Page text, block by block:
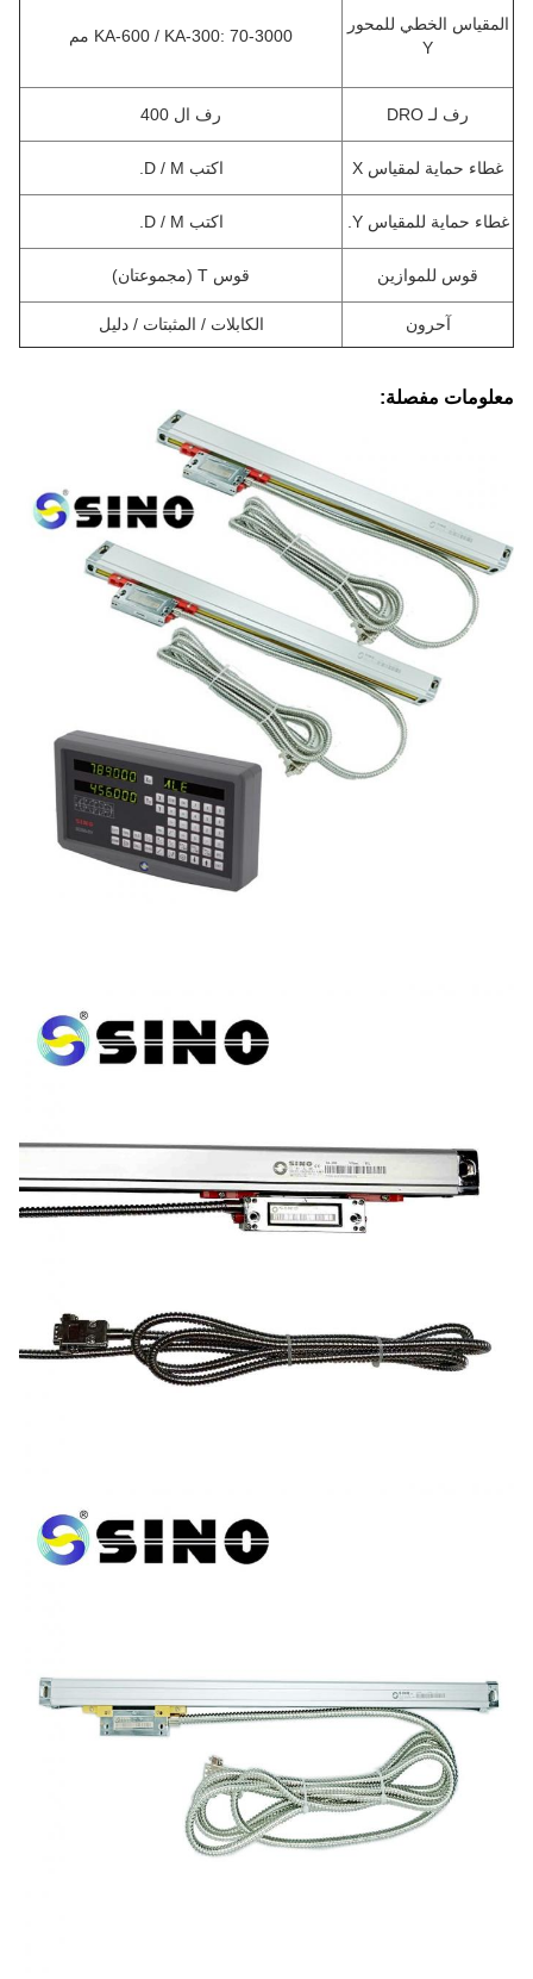
المقياس الخطي للمحور
Y
KA-600 / KA-300: 70-3000 مم
رف لـ DRO رف ال 400
غطاء حماية لمقياس X اكتب D / M.
غطاء حماية للمقياس Y. اكتب D / M.
قوس للموازين قوس T (مجموعتان)
آحرون الكابلات / المثبتات / دليل
معلومات مفصلة: